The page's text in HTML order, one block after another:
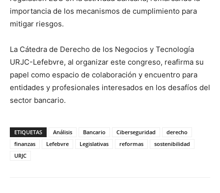
importancia de los mecanismos de cumplimiento para
mitigar riesgos.
La Cátedra de Derecho de los Negocios y Tecnología
URJC-Lefebvre, al organizar este congreso, reafirma su
papel como espacio de colaboración y encuentro para
entidades y profesionales interesados en los desafíos del
sector bancario.
ETIQUETAS Análisis Bancario Ciberseguridad
derecho
finanzas
Lefebvre Legislativas reformas
sostenibilidad
URJC